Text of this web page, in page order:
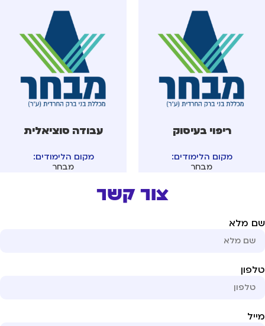
ריפוי בעיסוק
מקום הלימודים:
מבחר
עבודה סוציאלית
מקום הלימודים:
מבחר
צור קשר
מלא